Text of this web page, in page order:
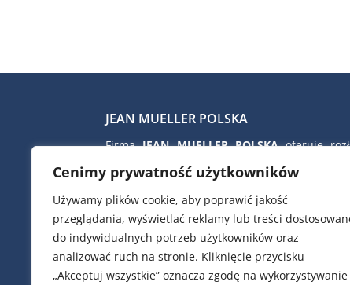
Cenimy prywatność użytkowników
Używamy plików cookie, aby poprawić jakość
przeglądania, wyświetlać reklamy lub treści
do indywidualnych potrzeb użytkowników oraz
analizować ruch na stronie. Kliknięcie przycisku
„Akceptuj wszystkie” oznacza zgodę na wykorzystywanie
JEAN MUELLER POLSKA
FirmaJEAN MUELLER POLSKAoferuje
bezpiecznikowe skrzynkowe i listwowe,
izolacyjne, wkładki topikowe nn i SN,
przepięć nn firmy CITEL,
kompensacyjne i dławiki filtrujące firmy
zaciski przyłączeniowe i TRAFO,
poliestrowe do złącz kablowych i
aparaty modułowe, przekładniki